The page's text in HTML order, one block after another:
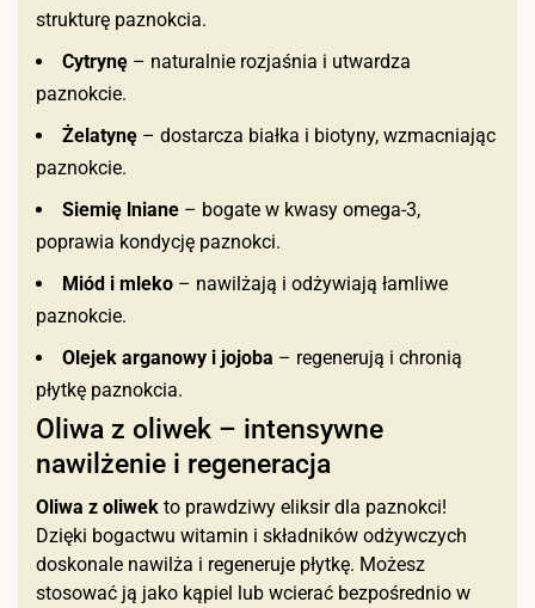
strukturę paznokcia.
Cytrynę – naturalnie rozjaśnia i utwardza
paznokcie.
Żelatynę – dostarcza białka i biotyny, wzmacniając
paznokcie.
Siemię lniane – bogate w kwasy omega-3,
poprawia kondycję paznokci.
Miód i mleko – nawilżają i odżywiają łamliwe
paznokcie.
Olejek arganowy i jojoba – regenerują i chronią
płytkę paznokcia.
Oliwa z oliwek – intensywne
nawilżenie i regeneracja
Oliwa z oliwek to prawdziwy eliksir dla paznokci!
Dzięki bogactwu witamin i składników odżywczych
doskonale nawilża i regeneruje płytkę. Możesz
stosować ją jako kąpiel lub wcierać bezpośrednio w